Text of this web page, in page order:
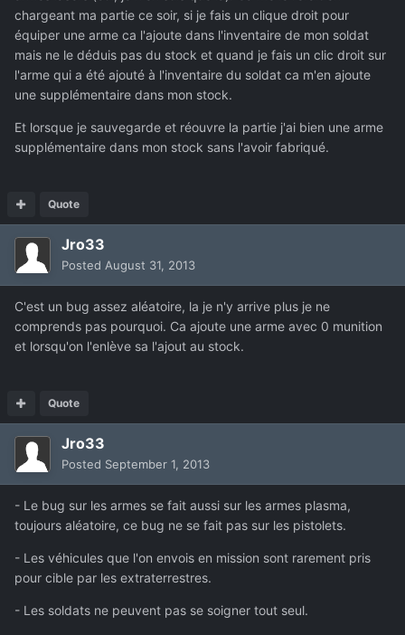
chargeant ma partie ce soir, si je fais un clique droit pour
équiper une arme ca l'ajoute dans l'inventaire de mon soldat
mais ne le déduis pas du stock et quand je fais un clic droit sur
l'arme qui a été ajouté à l'inventaire du soldat ca m'en ajoute
une supplémentaire dans mon stock.
Et lorsque je sauvegarde et réouvre la partie j'ai bien une arme
supplémentaire dans mon stock sans l'avoir fabriqué.
Quote
Jro33
Posted August 31, 2013
C'est un bug assez aléatoire, la je n'y arrive plus je ne
comprends pas pourquoi. Ca ajoute une arme avec 0 munition
et lorsqu'on l'enlève sa l'ajout au stock.
Quote
Jro33
Posted September 1, 2013
- Le bug sur les armes se fait aussi sur les armes plasma,
toujours aléatoire, ce bug ne se fait pas sur les pistolets.
- Les véhicules que l'on envois en mission sont rarement pris
pour cible par les extraterrestres.
- Les soldats ne peuvent pas se soigner tout seul.